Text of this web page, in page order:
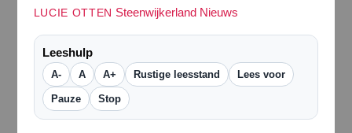
LUCIE OTTEN Steenwijkerland Nieuws
Leeshulp
A- A A+ Rustige leesstand Lees voor
Pauze Stop